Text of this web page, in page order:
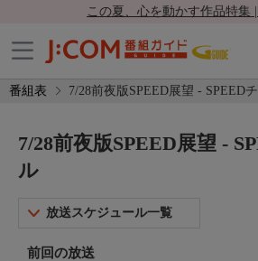
この夏、心を動かす作品特集
番組表 7/28前夜版SPEED展望 - SPEED
7/28前夜版SPEED展望 -
ル
放送スケジュール一覧
前回の放送